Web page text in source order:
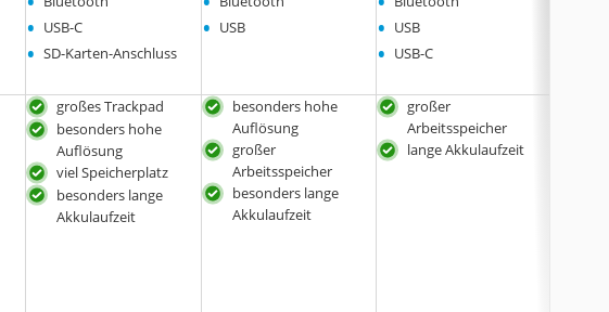
• USB-C
• SD-Karten-Anschluss
• USB • USB
• USB-C
großes Trackpad
besonders hohe
Auflösung
viel Speicherplatz
besonders lange
Akkulaufzeit
besonders hohe
Auflösung
großer
Arbeitsspeicher
besonders lange
Akkulaufzeit
großer
Arbeitsspeicher
lange Akkulaufzeit